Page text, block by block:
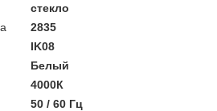
стекло
2835
IK08
Белый
4000К
50 / 60 Гц